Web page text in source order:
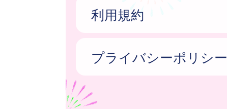
利用規約
プライバシーポリシー